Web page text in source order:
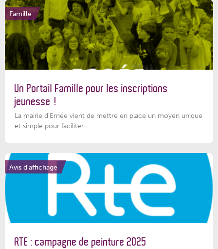
Famille
Un Portail Famille pour les inscriptions
jeunesse !
La mairie d’Ernée vient de mettre en place un moyen unique
et simple pour faciliter...
Avis d'affichage
RTE : campagne de peinture 2025